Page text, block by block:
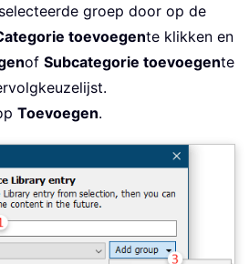
groep door op de
toevoegente klikken en
of Subcategorie toevoegente
Toevoegen.